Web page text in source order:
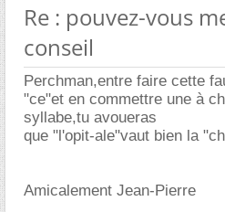
Re : pouvez-vous
conseil
Perchman,entre faire cette
"ce"et en commettre une à
syllabe,tu avoueras
que "l'opit-ale"vaut bien la
Amicalement Jean-Pierre